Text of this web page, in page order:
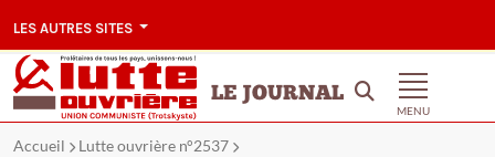
LES AUTRES SITES
LE JOURNAL
MENU
Accueil Lutte ouvrière n°2537